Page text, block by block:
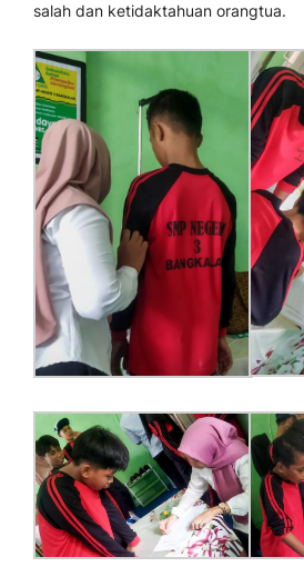
salah dan ketidaktahuan orangtua.